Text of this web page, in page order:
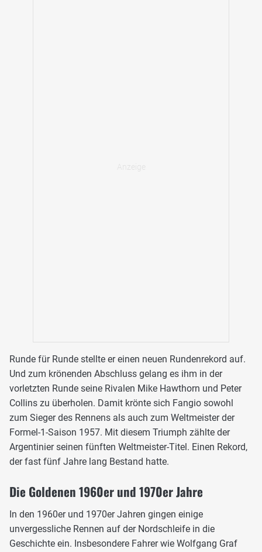
Runde für Runde stellte er einen neuen Rundenrekord auf.
Und zum krönenden Abschluss gelang es ihm in der
vorletzten Runde seine Rivalen Mike Hawthorn und Peter
Collins zu überholen. Damit krönte sich Fangio sowohl
zum Sieger des Rennens als auch zum Weltmeister der
Formel-1-Saison 1957. Mit diesem Triumph zählte der
Argentinier seinen fünften Weltmeister-Titel. Einen Rekord,
der fast fünf Jahre lang Bestand hatte.
Die Goldenen 1960er und 1970er Jahre
In den 1960er und 1970er Jahren gingen einige
unvergessliche Rennen auf der Nordschleife in die
Geschichte ein. Insbesondere Fahrer wie Wolfgang Graf